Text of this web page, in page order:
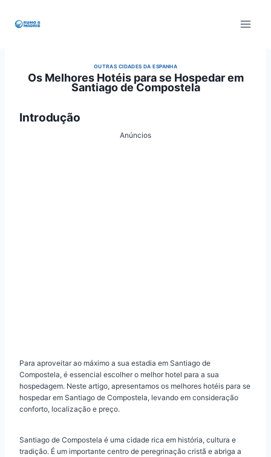
OUTRAS CIDADES DA ESPANHA
Os Melhores Hotéis para se Hospedar em
Santiago de Compostela
Introdução
Anúncios
Para aproveitar ao máximo a sua estadia em Santiago de
Compostela, é essencial escolher o melhor hotel para a sua
hospedagem. Neste artigo, apresentamos os melhores hotéis para se
hospedar em Santiago de Compostela, levando em consideração
conforto, localização e preço.
Santiago de Compostela é uma cidade rica em história, cultura e
tradição. É um importante centro de peregrinação cristã e abriga a